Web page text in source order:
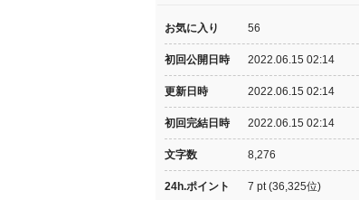
お気に入り 56
初回公開日時 2022.06.15 02:14
更新日時 2022.06.15 02:14
初回完結日時 2022.06.15 02:14
文字数 8,276
24h.ポイント 7 pt (36,325位)